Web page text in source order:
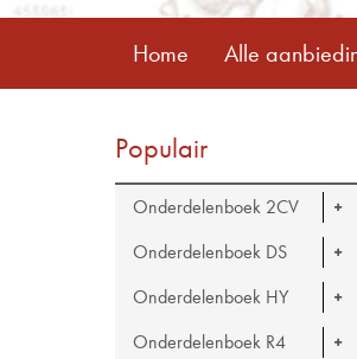
Home Alle
Populair
Onderdelenboek 2CV
Onderdelenboek DS
Onderdelenboek HY
Onderdelenboek R4